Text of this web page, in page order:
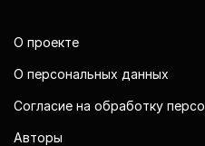
О проекте
О персональных данных
Согласие на обработку
Авторы